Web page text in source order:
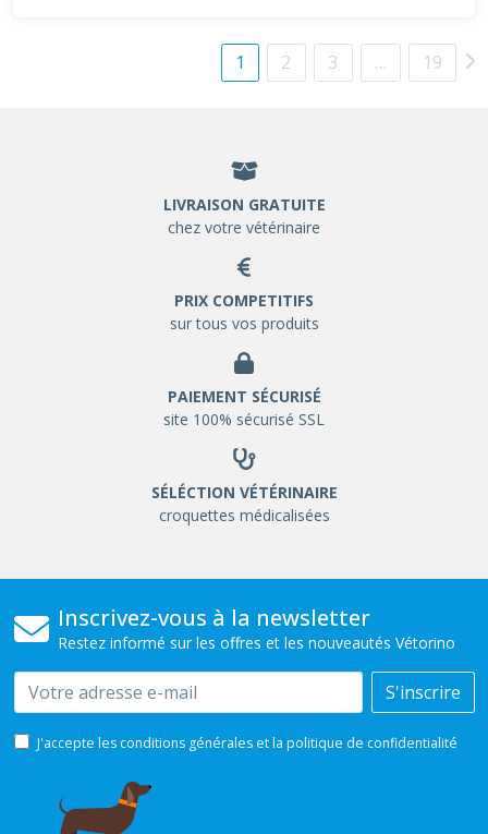
1 2 3 … 19
LIVRAISON GRATUITE
chez votre vétérinaire
PRIX COMPETITIFS
sur tous vos produits
PAIEMENT SÉCURISÉ
site 100% sécurisé SSL
SÉLÉCTION VÉTÉRINAIRE
croquettes médicalisées
Inscrivez-vous à la newsletter
Restez informé sur les offres et les nouveautés Vétorino
Email S'inscrire
J'accepte les conditions générales et la politique de confidentialité